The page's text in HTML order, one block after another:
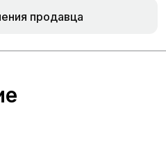
продавца